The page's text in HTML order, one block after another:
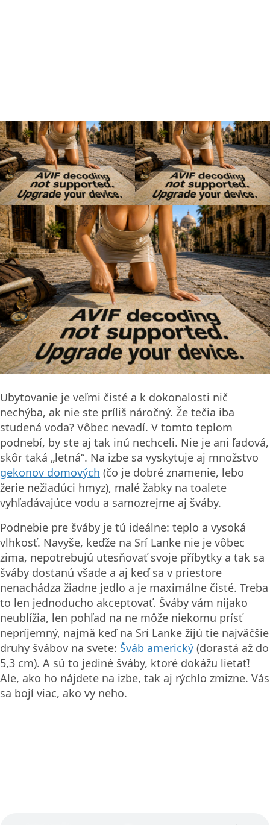
žerie nežiadúci hmyz), malé žabky na toalete
vyhľadávajúce vodu a samozrejme aj šváby.
Podnebie pre šváby je tú ideálne: teplo a vysoká
vlhkosť. Navyše, keďže na Srí Lanke nie je vôbec
zima, nepotrebujú utesňovať svoje příbytky a tak sa
šváby dostanú všade a aj keď sa v priestore
nenachádza žiadne jedlo a je maximálne čisté. Treba
to len jednoducho akceptovať. Šváby vám nijako
neublížia, len pohľad na ne môže niekomu prísť
nepríjemný, najmä keď na Srí Lanke žijú tie najväčšie
druhy švábov na svete:Šváb americký(dorastá až do
5,3 cm). A sú to jediné šváby, ktoré dokážu lietať!
Ale, ako ho nájdete na izbe, tak aj rýchlo zmizne. Vás
sa bojí viac, ako vy neho.
Domáci ako z rozprávky
veľkou ochotou stará – aj keď v skutočnosti nič
nepotrebujeme. Napriek tomu využívame ich pomoc
pri večernom odvoze na Sigiriyu, kde chceme
stihnúť západ slnka (šoférovanie TukTuku po tme nie
je lákavé) a, samozrejme, aj na raňajky.
Z vlastnej skúsenosti vieme, že pri takomto
domácom ubytovaní je dobré povedať si vopred, čo
preferujete jesť. Ušetrí to nedorozumenia aj
domácim starosti. My si pýtame tradičné srílanské
raňajky a ak je možné, aj miestnu verziu palaciniek.
To, čo nám nakoniec prinesú, nás doslova ohúri –